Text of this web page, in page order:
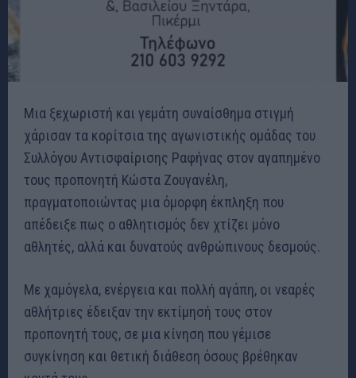
Μια ξεχωριστή και γεμάτη συναίσθημα στιγμή
χάρισαν τα κορίτσια της αγωνιστικής ομάδας του
Συλλόγου Αντισφαίρισης Ραφήνας στον αγαπημένο
τους προπονητή Κώστα Ζουγανέλη,
πραγματοποιώντας μια όμορφη έκπληξη που
απέδειξε πως ο αθλητισμός δεν χτίζει μόνο
αθλητές, αλλά και δυνατούς ανθρώπινους δεσμούς.
Με χαμόγελα, ενέργεια και πολλή αγάπη, οι νεαρές
αθλήτριες έδειξαν την εκτίμησή τους στον
προπονητή τους, σε μια κίνηση που γέμισε
συγκίνηση και θετική διάθεση όσους βρέθηκαν